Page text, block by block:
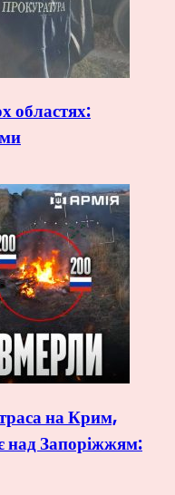
областях:
на Крим,
над Запоріжжям: